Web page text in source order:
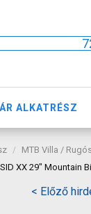
ALKATRÉSZ
MTB Villa /
XX 29"
< Előző